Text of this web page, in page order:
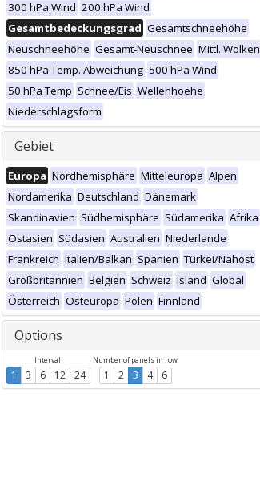
300 hPa Wind 200 hPa Wind
Gesamtbedeckungsgrad Gesamtschneehöhe
Neuschneehöhe Gesamt-Neuschnee Mittl. Wolken
850 hPa Temp. Abweichung 500 hPa Wind
50 hPa Temp Schnee/Eis Wellenhoehe
Niederschlagsform
Gebiet
Europa Nordhemisphäre Mitteleuropa Alpen
Nordamerika Deutschland Dänemark
Skandinavien Südhemisphäre Südamerika Afrika
Ostasien Südasien Australien Niederlande
Frankreich Italien/Balkan Spanien Türkei/Nahost
Großbritannien Belgien Schweiz Island Global
Österreich Osteuropa Polen Finnland
Options
Intervall
1 3 6 12 24
Number of panels in row
1 2 3 4 6